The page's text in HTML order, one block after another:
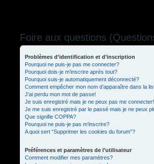
Foire aux questions
Problèmes d’identification et d’inscription
Pourquoi ne puis-je pas me connecter?
Pourquoi dois-je m’inscrire après tout?
Pourquoi suis-je automatiquement déconnecté?
Comment empêcher mon nom d’apparaître dans la
J’ai perdu mon mot de passe!
Je suis enregistré mais je ne peux pas me connecter!
Je me suis enregistré par le passé mais je ne peux
Que signifie COPPA?
Pourquoi ne puis-je pas m’inscrire?
A quoi sert “Supprimer les cookies du forum”?
Préférences et paramètres de l’utilisateur
Comment modifier mes paramètres?